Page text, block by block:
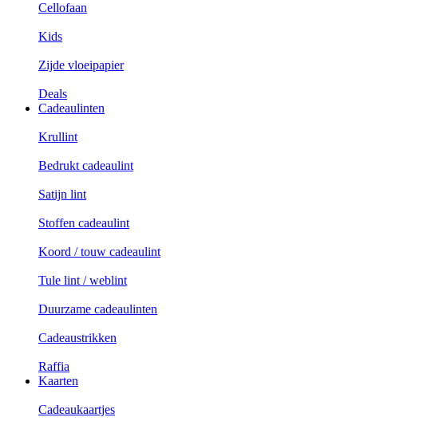
Cellofaan
Kids
Zijde vloeipapier
Deals
Cadeaulinten
Krullint
Bedrukt cadeaulint
Satijn lint
Stoffen cadeaulint
Koord / touw cadeaulint
Tule lint / weblint
Duurzame cadeaulinten
Cadeaustrikken
Raffia
Kaarten
Cadeaukaartjes